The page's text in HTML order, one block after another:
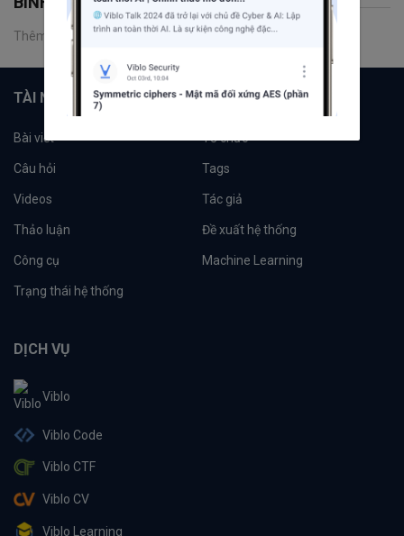
Thêm một bình luận
TÀI NGUYÊN
Bài viết Tổ chức
Câu hỏi Tags
Videos Tác giả
Thảo luận Đề xuất hệ thống
Công cụ Machine Learning
Trạng thái hệ thống
DỊCH VỤ
Viblo
Viblo Code
Viblo CTF
Viblo CV
Viblo Learning